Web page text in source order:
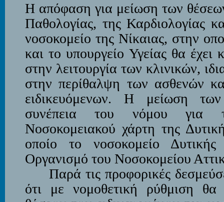
Η απόφαση για μείωση των
Παθολογίας, της Καρδιολογίας
νοσοκομείο της Νίκαιας, στην
και το υπουργείο Υγείας θα έχει
στην λειτουργία των κλινικών,
στην περίθαλψη των ασθενών
ειδικευόμενων. Η μείωση
συνέπεια του νόμου για
Νοσοκομειακού χάρτη της
οποίο το νοσοκομείο
Οργανισμό του Νοσοκομείου
Παρά τις προφορικές
ότι με νομοθετική ρύθμιση